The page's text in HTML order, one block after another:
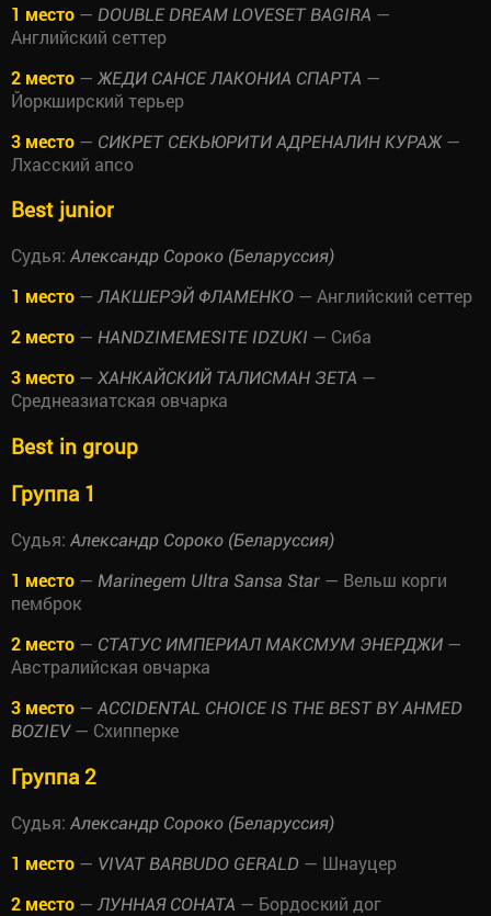
1 место — DOUBLE DREAM LOVESET BAGIRA —
Английский сеттер
2 место — ЖЕДИ САНСЕ ЛАКОНИА СПАРТА —
Йоркширский терьер
3 место — СИКРЕТ СЕКЬЮРИТИ АДРЕНАЛИН КУРАЖ—
Лхасский апсо
Best junior
Судья: Александр Сороко (Беларуссия)
1 место — ЛАКШЕРЭЙ ФЛАМЕНКО — Английский сеттер
2 место — HANDZIMEMESITE IDZUKI — Сиба
3 место — ХАНКАЙСКИЙ ТАЛИСМАН ЗЕТА —
Среднеазиатская овчарка
Best in group
Группа 1
Судья: Александр Сороко (Беларуссия)
1 место — Marinegem Ultra Sansa Star — Вельш корги
пемброк
2 место — СТАТУС ИМПЕРИАЛ МАКСМУМ ЭНЕРДЖИ —
Австралийская овчарка
3 место — ACCIDENTAL CHOICE IS THE BEST BY AHMED
BOZIEV— Схипперке
Группа 2
Судья: Александр Сороко (Беларуссия)
1 место — VIVAT BARBUDO GERALD — Шнауцер
2 место — ЛУННАЯ СОНАТА — Бордоский дог